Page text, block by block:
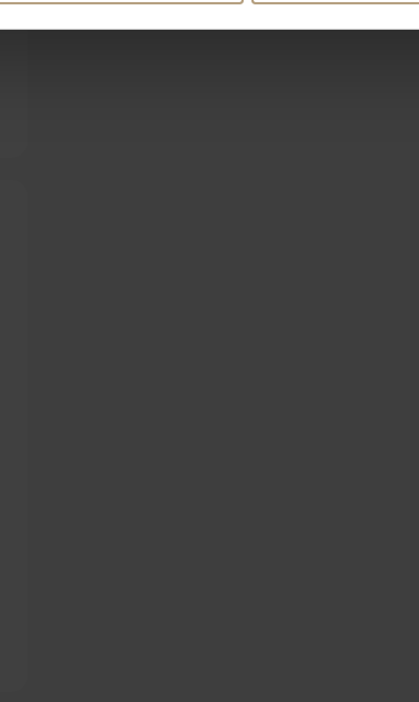
som de har indsamlet fra din brug af deres tjenester.